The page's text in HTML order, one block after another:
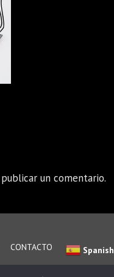
un comentario.
CONTACTO Spanish